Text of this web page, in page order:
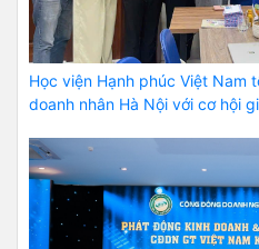
Học viện Hạnh phúc Việt Nam
doanh nhân Hà Nội với cơ hội